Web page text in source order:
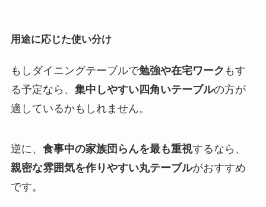
用途に応じた使い分け
もしダイニングテーブルで勉強や在宅ワーク もす
る予定なら、 集中しやすい四角いテーブルの方が
適しているかもしれません。
逆に、 食事中の家族団らんを最も重視するなら、
親密な雰囲気を作りやすい丸テーブルがおすすめ
です。